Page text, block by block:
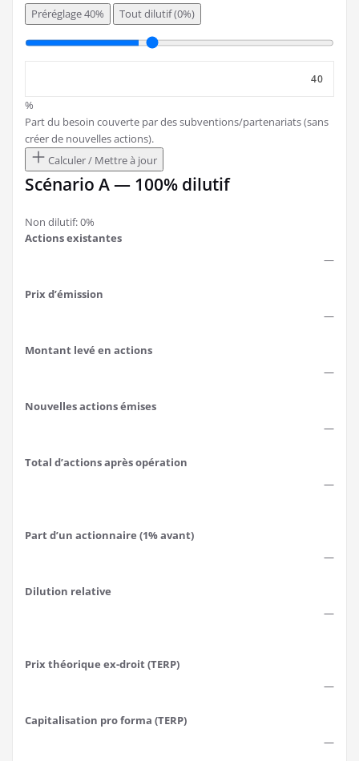
Préréglage 40%
Tout dilutif (0%)
%
Part du besoin couverte par des subventions/partenariats (sans
créer de nouvelles actions).
Calculer / Mettre à jour
Scénario A — 100% dilutif
Non dilutif: 0%
Actions existantes
—
Prix d’émission
—
Montant levé en actions
—
Nouvelles actions émises
—
Total d’actions après opération
—
Part d’un actionnaire (1% avant)
—
Dilution relative
—
Prix théorique ex-droit (TERP)
—
Capitalisation pro forma (TERP)
—